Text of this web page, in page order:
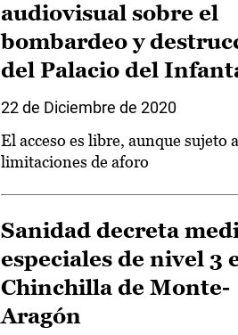
audiovisual sobre el
bombardeo y
del Palacio del
22 de Diciembre de 2020
El acceso es libre, aunque sujeto
limitaciones de aforo
Sanidad decreta
especiales de nivel 3
Chinchilla de Monte-
Aragón